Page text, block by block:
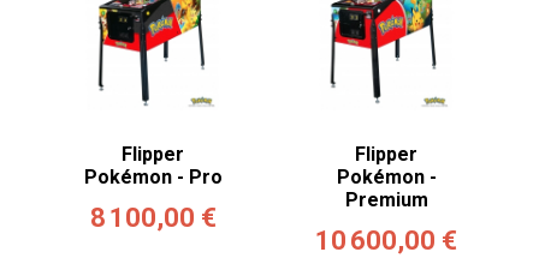
Flipper
Pokémon - Pro
8 100,00 €
Flipper
Pokémon -
Premium
10 600,00 €